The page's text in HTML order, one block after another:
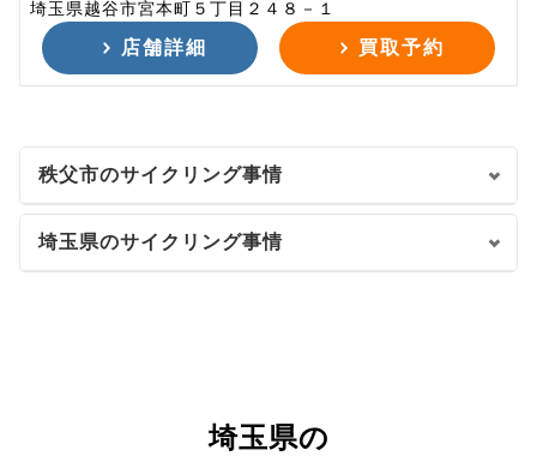
埼玉県越谷市宮本町５丁目２４８－１
店舗詳細 買取予約
秩父市のサイクリング事情
埼玉県のサイクリング事情
埼玉県の